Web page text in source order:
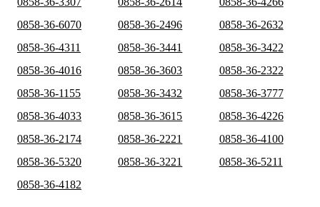
0858-36-6070
0858-36-2496
0858-36-2632
0858-36-4311
0858-36-3441
0858-36-3422
0858-36-4016
0858-36-3603
0858-36-2322
0858-36-1155
0858-36-3432
0858-36-3777
0858-36-4033
0858-36-3615
0858-36-4226
0858-36-2174
0858-36-2221
0858-36-4100
0858-36-5320
0858-36-3221
0858-36-5211
0858-36-4182